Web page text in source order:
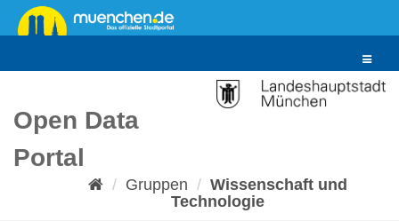
Überspringen
zum
Toggle
Open Data
Portal
Gruppen
Wissenschaft und
Technologie